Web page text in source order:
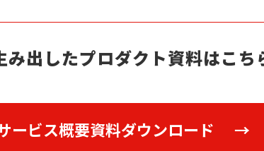
み出したプロダクト資料はこち
ービス概要資料ダウンロード